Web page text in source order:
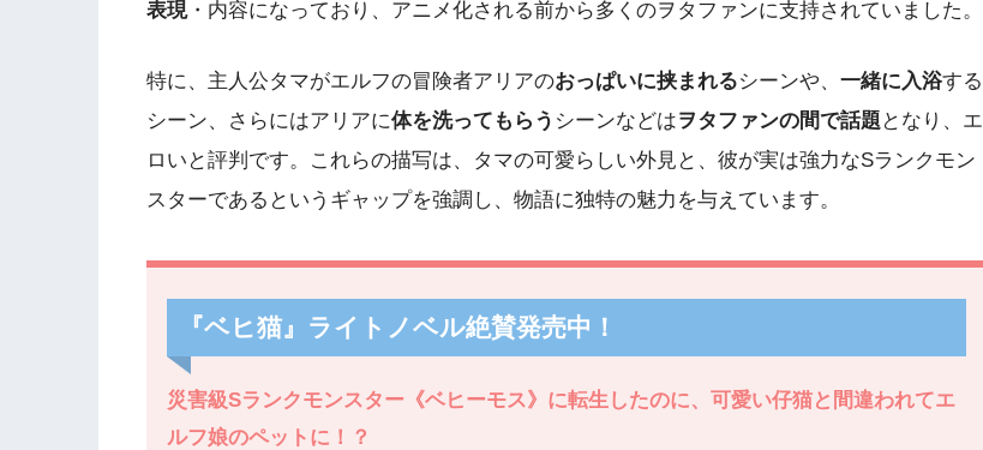
表現・内容になっており、アニメ化される前から多くのヲタファンに支持されていました。
特に、主人公タマがエルフの冒険者アリアのおっぱいに挟まれるシーンや、 一緒に入浴する
シーン、さらにはアリアに体を洗ってもらう シーンなどはヲタファンの間で話題 となり、エ
ロいと評判です。これらの描写は、タマの可愛らしい外見と、彼が実は強力なSランクモン
スターであるというギャップを強調し、物語に独特の魅力を与えています。
『ベヒ猫』ライトノベル絶賛発売中！
災害級Sランクモンスター《ベヒーモス》に転生したのに、可愛い仔猫と間違われてエ
ルフ娘のペットに！？